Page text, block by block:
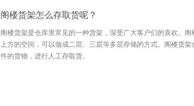
阁楼货架怎么存取货呢？
阁楼货架是仓库里常见的一种货架，深受广大客户们的喜欢。
上方的空间，可以做成二层、三层等多层存储的方式。阁楼货
件的货物，进行人工存取货。